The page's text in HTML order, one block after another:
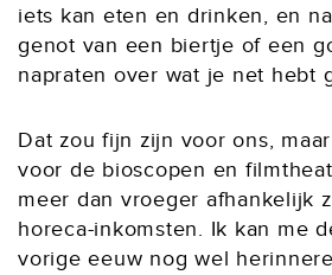
iets kan eten en drinken, en
genot van een biertje of een
napraten over wat je net hebt
Dat zou fijn zijn voor ons,
voor de bioscopen en
meer dan vroeger afhankelijk
horeca-inkomsten. Ik kan me
vorige eeuw nog wel